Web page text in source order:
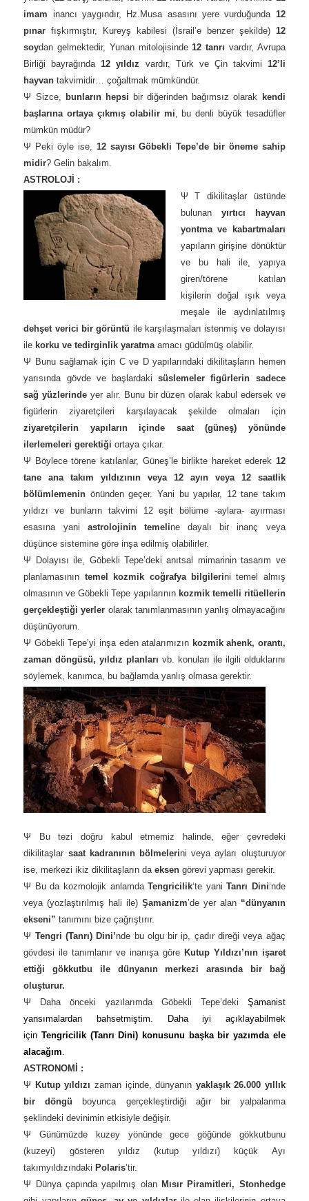
imam inancı yaygındır, Hz.Musa asasını yere vurduğunda 12
pınar fışkırmıştır, Kureyş kabilesi (İsrail’e benzer şekilde) 12
soydan gelmektedir, Yunan mitolojisinde12 tanrı vardır, Avrupa
Birliği bayrağında12 yıldız vardır, Türk ve Çin takvimi 12’li
hayvan takvimidir… çoğaltmak mümkündür.
Ψ Sizce, bunların hepsi bir diğerinden bağımsız olarak kendi
başlarına ortaya çıkmış olabilir mi, bu denli büyük tesadüfler
mümkün müdür?
Ψ Peki öyle ise, 12 sayısı Göbekli Tepe’de bir öneme sahip
midir? Gelin bakalım.
ASTROLOJİ :
Ψ T dikilitaşlar üstünde
bulunan yırtıcı hayvan
yontma ve kabartmaları
yapıların girişine dönüktür
ve bu hali ile, yapıya
giren/törene katılan
kişilerin doğal ışık veya
meşale ile aydınlatılmış
dehşet verici bir görüntü ile karşılaşmaları istenmiş ve dolayısı
ile korku ve tedirginlik yaratmaamacı güdülmüş olabilir.
Ψ Bunu sağlamak için C ve D yapılarındaki dikilitaşların hemen
yarısında gövde ve başlardakisüslemeler figürlerin sadece
sağ yüzlerinde yer alır. Bunu bir düzen olarak kabul edersek ve
figürlerin ziyaretçileri karşılayacak şekilde olmaları için
ziyaretçilerin yapıların içinde saat (güneş) yönünde
ilerlemeleri gerektiği ortaya çıkar.
Ψ Böylece törene katılanlar, Güneş’le birlikte hareket ederek 12
tane ana takım yıldızının veya 12 ayın veya 12 saatlik
bölümlemenin önünden geçer. Yani bu yapılar, 12 tane takım
yıldızı ve bunların takvimi 12 eşit bölüme -aylara- ayırması
esasına yani astrolojinin temeline dayalı bir inanç veya
düşünce sistemine göre inşa edilmiş olabilirler.
Ψ Dolayısı ile, Göbekli Tepe’deki anıtsal mimarinin tasarım ve
planlamasının temel kozmik coğrafya bilgilerini temel almış
olmasının ve Göbekli Tepe yapılarının kozmik temelli ritüellerin
gerçekleştiği yerler olarak tanımlanmasının yanlış olmayacağını
düşünüyorum.
Ψ Göbekli Tepe’yi inşa eden atalarımızın kozmik ahenk, orantı,
zaman döngüsü, yıldız planları vb. konuları ile ilgili olduklarını
söylemek, kanımca, bu bağlamda yanlış olmasa gerektir.
Ψ Bu tezi doğru kabul etmemiz halinde, eğer çevredeki
dikilitaşlar saat kadranının bölmelerini veya ayları oluşturuyor
ise, merkezi ikiz dikilitaşların daeksen görevi yapması gerekir.
Ψ Bu da kozmolojik anlamdaTengricilik‘te yaniTanrı Dini‘nde
veya (yozlaştırılmış hali ile) Şamanizm’de yer alan“dünyanın
ekseni”tanımını bize çağrıştırır.
Ψ Tengri (Tanrı) Dini’nde bu olgu bir ip, çadır direği veya ağaç
gövdesi ile tanımlanır ve inanışa göre Kutup Yıldızı’nın işaret
ettiği gökkutbu ile dünyanın merkezi arasında bir bağ
oluşturur.
Ψ Daha önceki yazılarımda Göbekli Tepe’deki Şamanist
yansımalardan bahsetmiştim. Daha iyi açıklayabilmek
için Tengricilik (Tanrı Dini) konusunu başka bir yazımda ele
alacağım
ASTRONOMİ :
Ψ Kutup yıldızı zaman içinde, dünyanın yaklaşık 26.000 yıllık
bir döngü boyunca gerçekleştirdiği ağır bir yalpalanma
şeklindeki devinimin etkisiyle değişir.
Ψ Günümüzde kuzey yönünde gece göğünde gökkutbunu
(kuzeyi) gösteren yıldız (kutup yıldızı) küçük Ayı
takımyıldızındaki Polaris’tir.
Ψ Dünya çapında yapılmış olan Mısır Piramitleri, Stonhedge